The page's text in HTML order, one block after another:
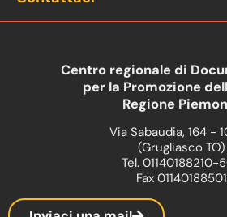
Centro regionale di
per la Promozione
Regione
Via Sabaudia, 164 -
(Grugliasco TO)
Tel. 01140188210-
Fax 01140188501